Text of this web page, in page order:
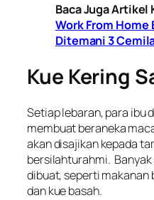
Baca Juga Artikel
Work From Home
Ditemani 3
Kue Kering
Setiap lebaran, para ibu
membuat beraneka
akan disajikan kepada
bersilahturahmi.
dibuat, seperti makanan
dan kue basah.